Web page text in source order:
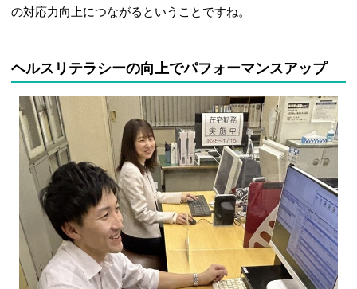
の対応力向上につながるということですね。
ヘルスリテラシーの向上でパフォーマンスアップ